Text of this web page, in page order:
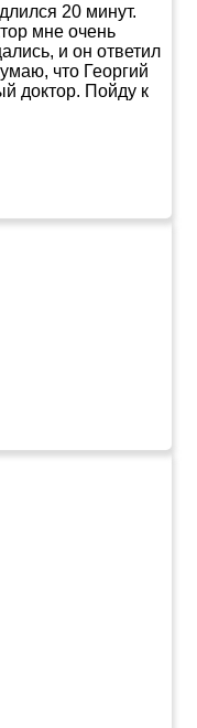
20 минут.
мне очень
и он ответил
что Георгий
доктор. Пойду к